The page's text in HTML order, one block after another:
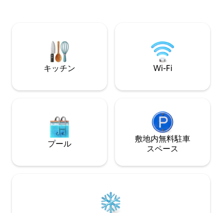
リアには、低いソファ、ケーブルテレ
ビ、Nflx/appl/amaz、バルコニーのラウ
ンジへのスライド式の裏口があります。
キッチン Wi-Fi
プール
敷地内無料駐⁠車
ス⁠ペ⁠ー⁠ス